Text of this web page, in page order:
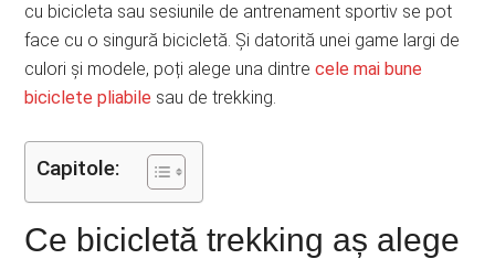
cu bicicleta sau sesiunile de antrenament sportiv se pot
face cu o singură bicicletă. Și datorită unei game largi de
culori și modele, poți alege una dintrecele mai bune
biciclete pliabile sau de trekking.
Capitole:
Ce bicicletă trekking aș alege